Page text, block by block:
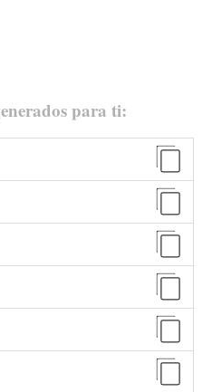
para ti: